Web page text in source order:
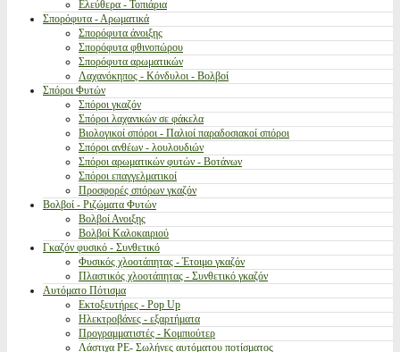
Ελεύθερα - Τοπιάρια
Σπορόφυτα - Αρωματικά
Σπορόφυτα άνοιξης
Σπορόφυτα φθινοπώρου
Σπορόφυτα αρωματικών
Λαχανόκηπος - Κόνδυλοι - Βολβοί
Σπόροι Φυτών
Σπόροι γκαζόν
Σπόροι λαχανικών σε φάκελα
Βιολογικοί σπόροι - Παλιοί παραδοσιακοί σπόροι
Σπόροι ανθέων - λουλουδιών
Σπόροι αρωματικών φυτών - Βοτάνων
Σπόροι επαγγελματικοί
Προσφορές σπόρων γκαζόν
Βολβοί - Ριζώματα Φυτών
Βολβοί Ανοιξης
Βολβοί Καλοκαιριού
Γκαζόν φυσικό - Συνθετικό
Φυσικός χλοοτάπητας - Έτοιμο γκαζόν
Πλαστικός χλοοτάπητας - Συνθετικό γκαζόν
Αυτόματο Πότισμα
Εκτοξευτήρες - Pop Up
Ηλεκτροβάνες - εξαρτήματα
Προγραμματιστές - Κομπιούτερ
Λάστιχα PE- Σωλήνες αυτόματου ποτίσματος